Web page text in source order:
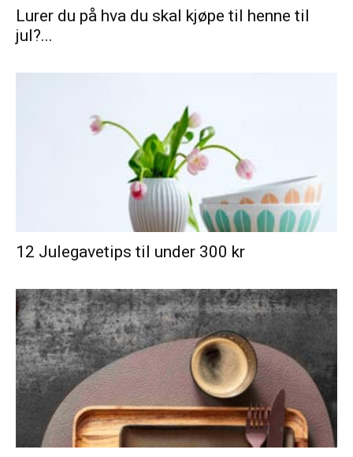
Lurer du på hva du skal kjøpe til henne til
jul?...
12 Julegavetips til under 300 kr